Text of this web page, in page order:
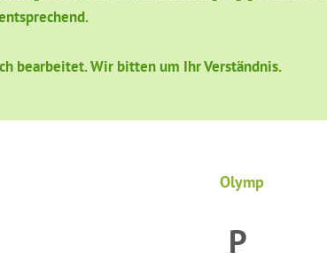
bearbeitet. Wir bitten um Ihr Verständnis.
Olymp
P